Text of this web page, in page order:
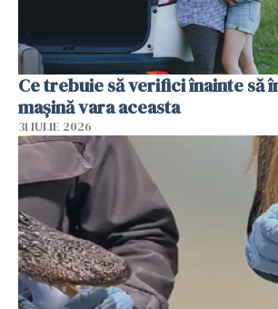
Ce trebuie să verifici înainte să
mașină vara aceasta
31 IULIE 2026